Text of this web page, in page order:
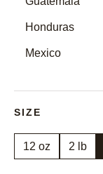
Honduras
Mexico
SIZE
12 oz 2 lb